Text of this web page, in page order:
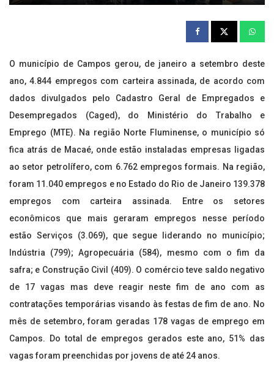
O município de Campos gerou, de janeiro a setembro deste
ano, 4.844 empregos com carteira assinada, de acordo com
dados divulgados pelo Cadastro Geral de Empregados e
Desempregados (Caged), do Ministério do Trabalho e
Emprego (MTE). Na região Norte Fluminense, o município só
fica atrás de Macaé, onde estão instaladas empresas ligadas
ao setor petrolífero, com 6.762 empregos formais. Na região,
foram 11.040 empregos e no Estado do Rio de Janeiro 139.378
empregos com carteira assinada. Entre os setores
econômicos que mais geraram empregos nesse período
estão Serviços (3.069), que segue liderando no município;
Indústria (799); Agropecuária (584), mesmo com o fim da
safra; e Construção Civil (409). O comércio teve saldo negativo
de 17 vagas mas deve reagir neste fim de ano com as
contratações temporárias visando às festas de fim de ano. No
mês de setembro, foram geradas 178 vagas de emprego em
Campos. Do total de empregos gerados este ano, 51% das
vagas foram preenchidas por jovens de até 24 anos.